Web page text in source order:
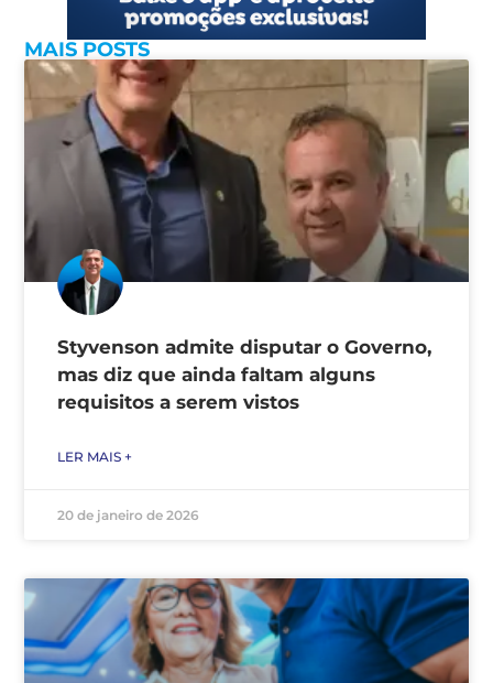
MAIS POSTS
Styvenson admite disputar o Governo,
mas diz que ainda faltam alguns
requisitos a serem vistos
LER MAIS +
20 de janeiro de 2026